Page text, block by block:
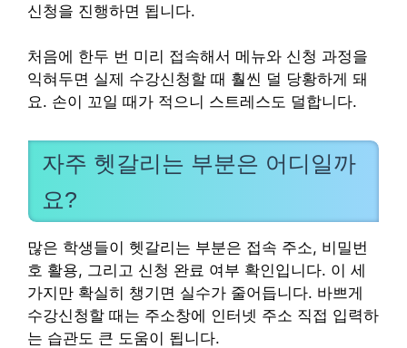
신청을 진행하면 됩니다.
처음에 한두 번 미리 접속해서 메뉴와 신청 과정을
익혀두면 실제 수강신청할 때 훨씬 덜 당황하게 돼
요. 손이 꼬일 때가 적으니 스트레스도 덜합니다.
자주 헷갈리는 부분은 어디일까
요?
많은 학생들이 헷갈리는 부분은 접속 주소, 비밀번
호 활용, 그리고 신청 완료 여부 확인입니다. 이 세
가지만 확실히 챙기면 실수가 줄어듭니다. 바쁘게
수강신청할 때는 주소창에 인터넷 주소 직접 입력하
는 습관도 큰 도움이 됩니다.